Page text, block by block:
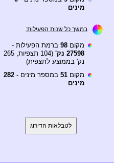
מינים
במשך כל שנות הפעילות:
מקום 98 ברמת הפעילות -
27598 נק'
(104 תצפיות, 265
נק' בממוצע לתצפית)
מקום 51 במספר מינים - 282
מינים
לטבלאות הדירוג